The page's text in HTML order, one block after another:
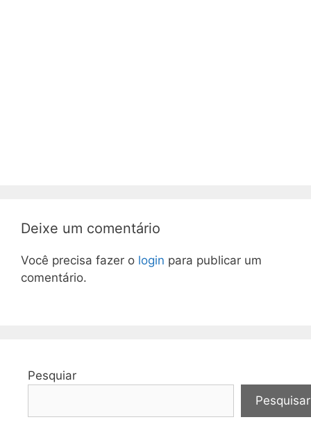
Deixe um comentário
Você precisa fazer o login para publicar um
comentário.
Pesquiar
Pesquisar